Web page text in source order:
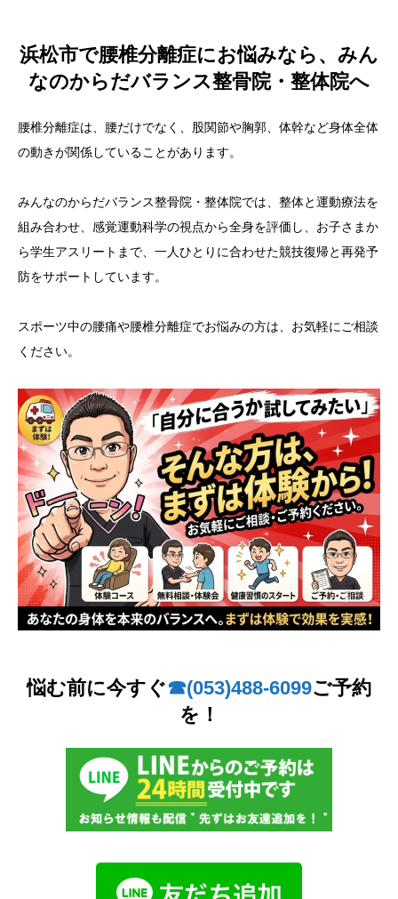
浜松市で腰椎分離症にお悩みなら、みん
なのからだバランス整骨院・整体院へ
腰椎分離症は、腰だけでなく、股関節や胸郭、体幹など身体全体
の動きが関係していることがあります。
みんなのからだバランス整骨院・整体院では、整体と運動療法を
組み合わせ、感覚運動科学の視点から全身を評価し、お子さまか
ら学生アスリートまで、一人ひとりに合わせた競技復帰と再発予
防をサポートしています。
スポーツ中の腰痛や腰椎分離症でお悩みの方は、お気軽にご相談
ください。
悩む前に今すぐ☎︎(053)488-6099ご予約
を！